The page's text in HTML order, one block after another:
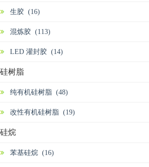
生胶 (16)
混炼胶 (113)
LED 灌封胶 (14)
硅树脂
纯有机硅树脂 (48)
改性有机硅树脂 (19)
硅烷
苯基硅烷 (16)